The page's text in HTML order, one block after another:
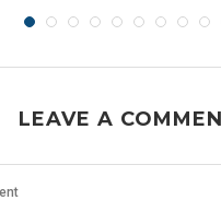
LEAVE A